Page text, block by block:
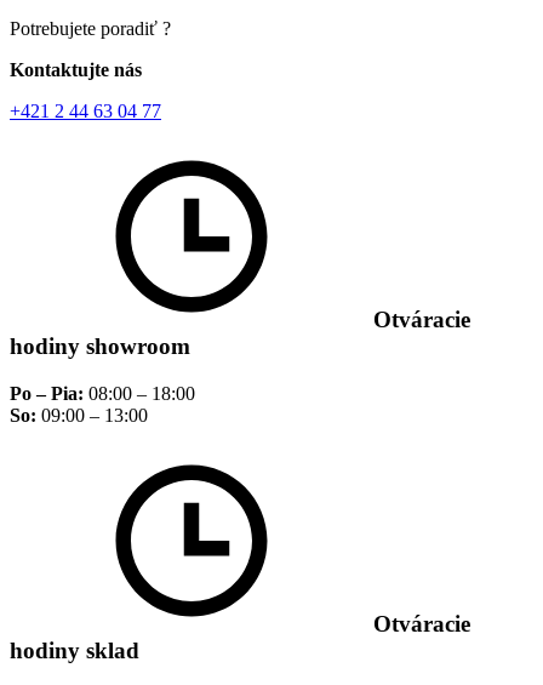
Potrebujete poradiť ?
Kontaktujte nás
+421 2 44 63 04 77
Otváracie
hodiny showroom
Po – Pia: 08:00 – 18:00
So: 09:00 – 13:00
Otváracie
hodiny sklad